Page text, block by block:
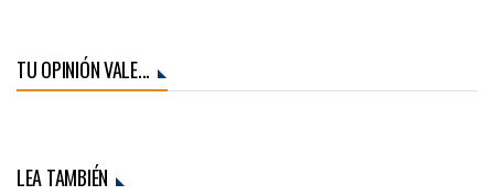
TU OPINIÓN VALE...
LEA TAMBIÉN